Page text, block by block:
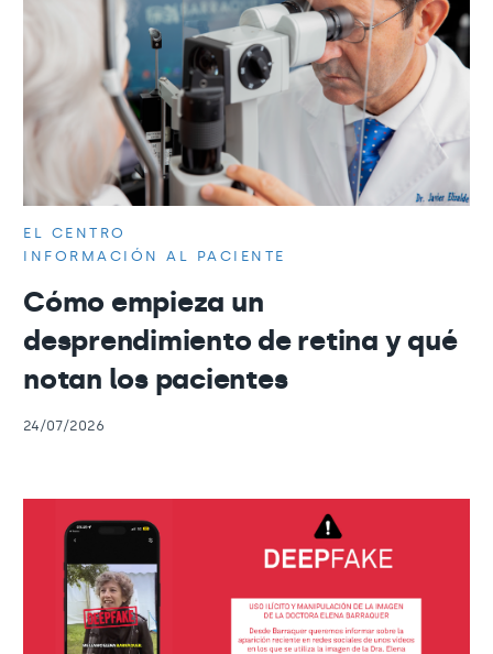
EL CENTRO
INFORMACIÓN AL PACIENTE
Cómo empieza un
desprendimiento de retina y qué
notan los pacientes
24/07/2026